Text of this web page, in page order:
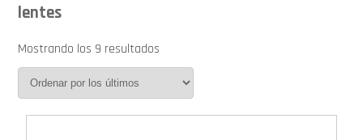
Calendario de Adviento
Cover Pop!
lentes
Mostrando los 9 resultados